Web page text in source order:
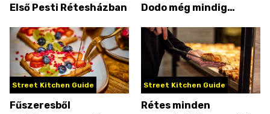
Első Pesti Rétesházban
Dodo még mindig
Street Kitchen Guide
Fűszeresből
Street Kitchen Guide
Rétes minden